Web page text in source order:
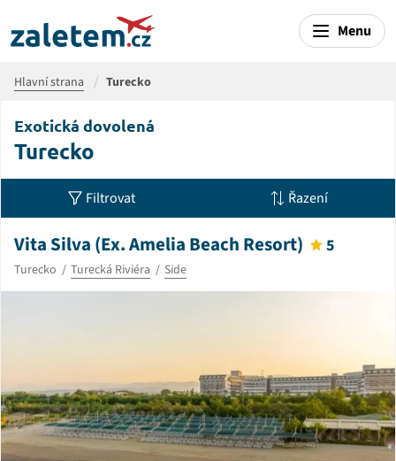
Menu
Hlavní strana Turecko
Exotická dovolená
Turecko
Filtrovat Řazení
Vita Silva (Ex. Amelia Beach Resort) 5
Turecko Turecká Riviéra Side